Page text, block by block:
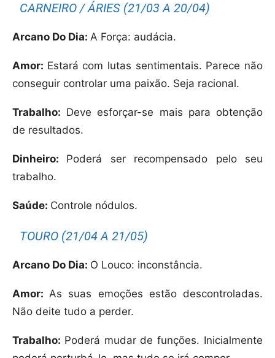
CARNEIRO / ÁRIES (21/03 A 20/04)
Arcano Do Dia: A Força: audácia.
Amor: Estará com lutas sentimentais. Parece não
conseguir controlar uma paixão. Seja racional.
Trabalho: Deve esforçar-se mais para obtenção
de resultados.
Dinheiro: Poderá ser recompensado pelo seu
trabalho.
Saúde: Controle nódulos.
TOURO (21/04 A 21/05)
Arcano Do Dia: O Louco: inconstância.
Amor:As suas emoções estão descontroladas.
Não deite tudo a perder.
Trabalho: Poderá mudar de funções. Inicialmente